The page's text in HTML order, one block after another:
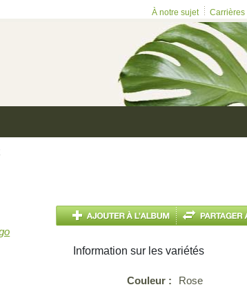
À notre sujet Carrières
Information sur les variétés
Couleur :
Rose